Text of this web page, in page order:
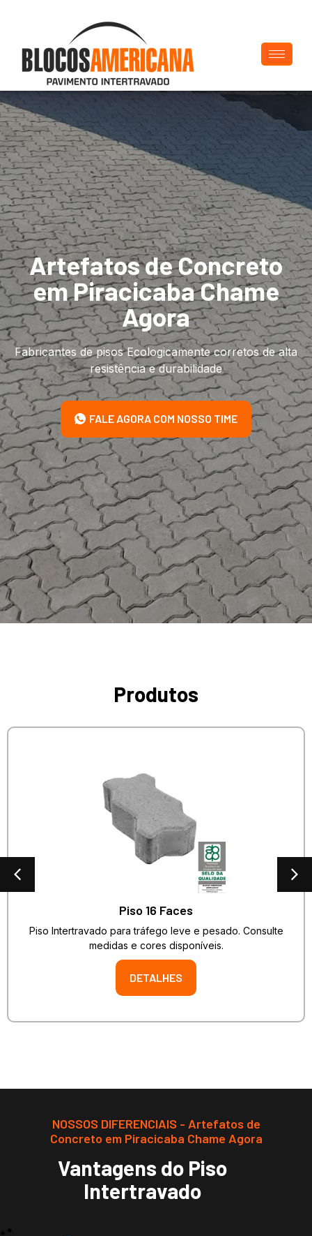
Artefatos de Concreto
em Piracicaba Chame
Agora
Fabricantes de pisos Ecologicamente corretos de alta
resistência e durabilidade
FALE AGORA COM NOSSO TIME
Produtos
Piso 16 Faces
Piso Intertravado para tráfego leve e pesado. Consulte
medidas e cores disponíveis.
DETALHES
NOSSOS DIFERENCIAIS - Artefatos de
Concreto em Piracicaba Chame Agora
Vantagens do Piso
Intertravado